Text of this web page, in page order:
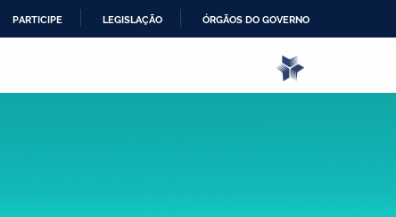
PARTICIPE LEGISLAÇÃO ÓRGÃOS DO GOVERNO